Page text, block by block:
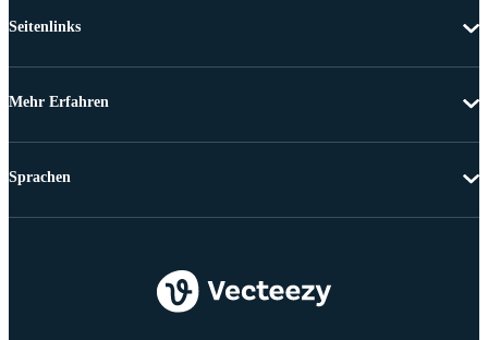
Seitenlinks
Mehr Erfahren
Sprachen